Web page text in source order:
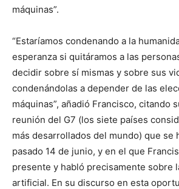
máquinas”.
“Estaríamos condenando a la
esperanza si quitáramos a las
decidir sobre sí mismas y sobre sus
condenándolas a depender de las
máquinas”, añadió Francisco, citando
reunión del G7 (los siete países
más desarrollados del mundo) que se
pasado 14 de junio, y en el que
presente y habló precisamente sobre
artificial. En su discurso en esta